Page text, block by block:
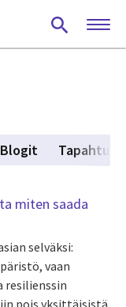
Blogit
miten saada
selväksi:
vaan
resilienssin